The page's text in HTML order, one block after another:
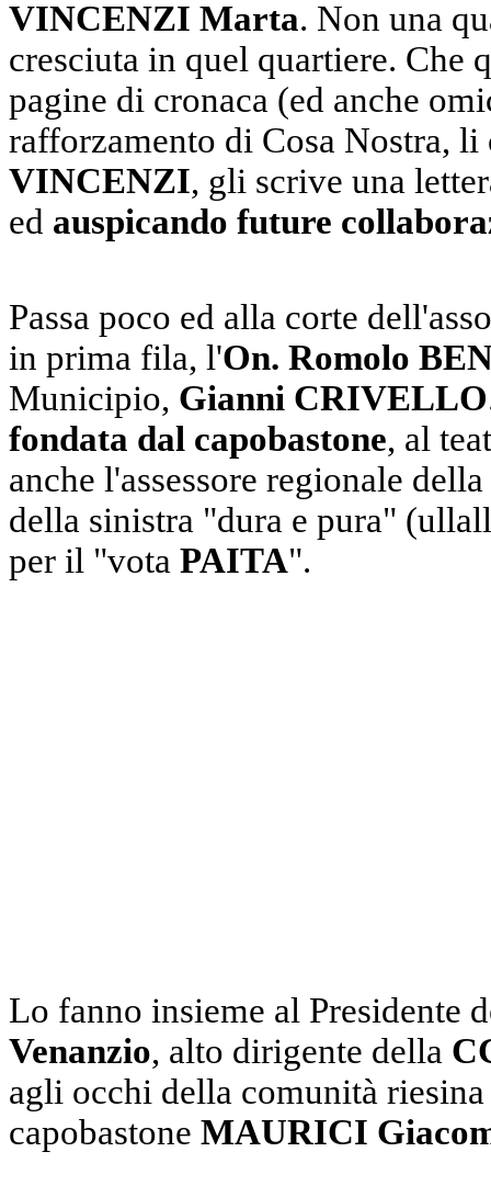
VINCENZI Marta. Non una
cresciuta in quel quartiere. Che
pagine di cronaca (ed anche
rafforzamento di Cosa Nostra,
VINCENZI, gli scrive una
ed auspicando future
Passa poco ed alla corte
in prima fila, l'On. Romolo
Municipio, Gianni CRIVELLO
fondata dal capobastone, al
anche l'assessore regionale
della sinistra "dura e pura"
per il "vota PAITA".
Lo fanno insieme al Presidente
Venanzio, alto dirigente della
agli occhi della comunità
capobastone MAURICI